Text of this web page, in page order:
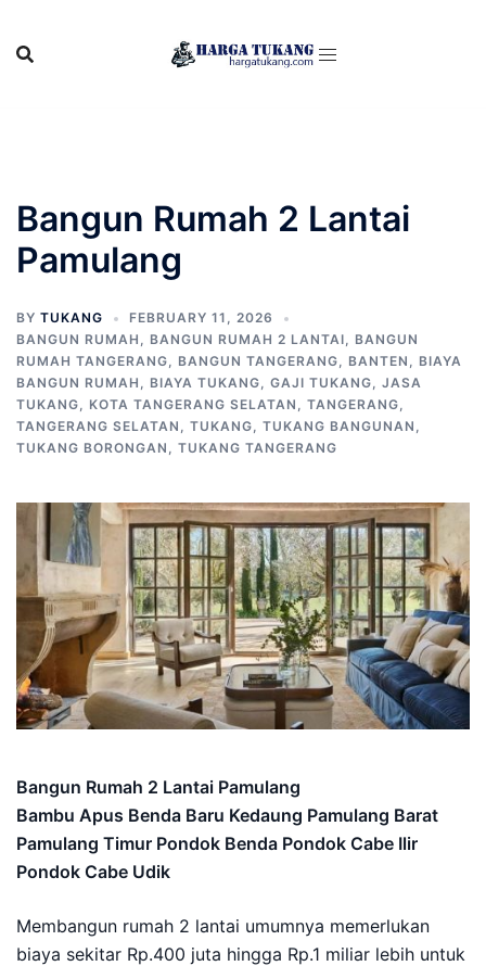
content
Bangun Rumah 2 Lantai
Pamulang
BY TUKANG
FEBRUARY 11, 2026
BANGUN RUMAH , BANGUN RUMAH 2 LANTAI, BANGUN
RUMAH TANGERANG, BANGUN TANGERANG, BANTEN , BIAYA
BANGUN RUMAH , BIAYA TUKANG, GAJI TUKANG, JASA
TUKANG, KOTA TANGERANG SELATAN , TANGERANG,
TANGERANG SELATAN , TUKANG, TUKANG BANGUNAN ,
TUKANG BORONGAN , TUKANG TANGERANG
Bangun Rumah 2 Lantai Pamulang
Bambu Apus Benda Baru Kedaung Pamulang Barat
Pamulang Timur Pondok Benda Pondok Cabe Ilir
Pondok Cabe Udik
Membangun rumah 2 lantai umumnya memerlukan
biaya sekitar Rp.400 juta hingga Rp.1 miliar lebih untuk